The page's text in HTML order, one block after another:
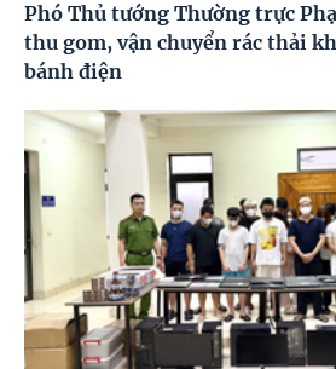
Phó Thủ tướng Thường trực
thu gom, vận chuyển rác thải
bánh điện